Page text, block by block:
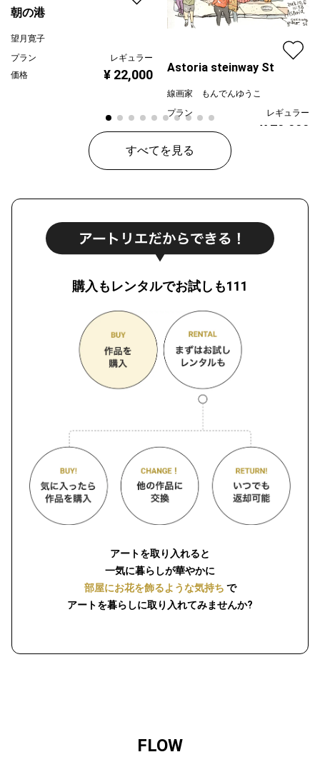
朝の港
望月寛子
プラン
レギュラー
価格
¥ 22,000 Astoria steinway St
線画家 もんでんゆうこ
プラン
レギュラー
価格
¥ 70,000
すべてを見る
購入もレンタルでお試しも111
アートを取り入れると
一気に暮らしが華やかに
部屋にお花を飾るような気持ち で
アートを暮らしに取り入れてみませんか?
FLOW